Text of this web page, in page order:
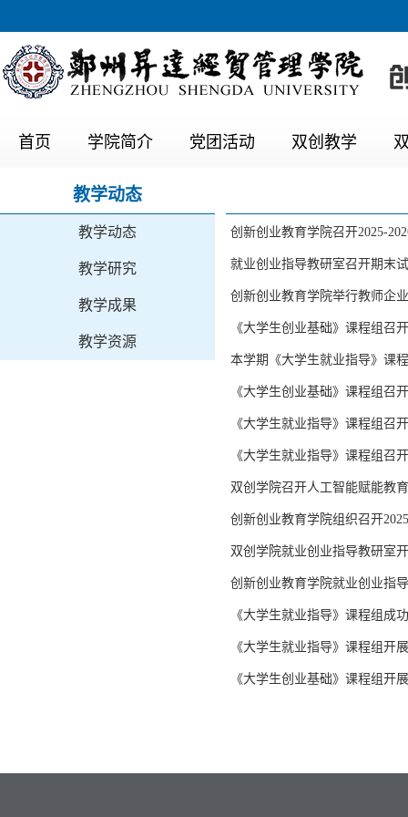
首页 学院简介 党团活动 双创教学
教学动态
教学动态
教学研究
教学成果
教学资源
创新创业教育学院召开2025-
就业创业指导教研室召开期末
创新创业教育学院举行教师企
《大学生创业基础》课程组召
本学期《大学生就业指导》课
《大学生创业基础》课程组召
《大学生就业指导》课程组召
《大学生就业指导》课程组召
双创学院召开人工智能赋能教
创新创业教育学院组织召开
双创学院就业创业指导教研室
创新创业教育学院就业创业指
《大学生就业指导》课程组成
《大学生就业指导》课程组开
《大学生创业基础》课程组开